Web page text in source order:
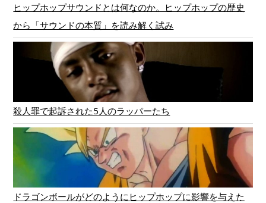
ヒップホップサウンドとは何なのか。ヒップホップの歴史
から「サウンドの本質」を読み解く試み
殺人罪で起訴された5人のラッパーたち
ドラゴンボールがどのようにヒップホップに影響を与えた